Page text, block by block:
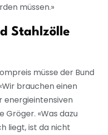
müssen.»
Stahlzölle
müsse der Bund
brauchen einen
energieintensiven
Gröger. «Was dazu
liegt, ist da nicht